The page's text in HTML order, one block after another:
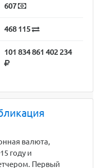
607
468 115
101 834 861 402 234
валюта,
году и
Первый